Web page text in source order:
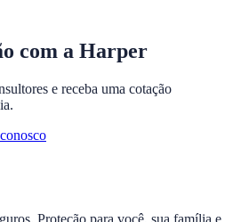
com a Harper
e receba uma cotação